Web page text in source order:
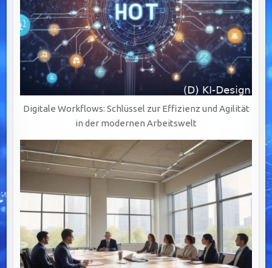
Digitale Workflows: Schlüssel zur Effizienz und Agilität
in der modernen Arbeitswelt